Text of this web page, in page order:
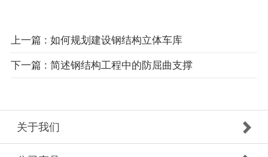
上一篇 : 如何规划建设钢结构立体车库
下一篇 : 简述钢结构工程中的防屈曲支撑
关于我们